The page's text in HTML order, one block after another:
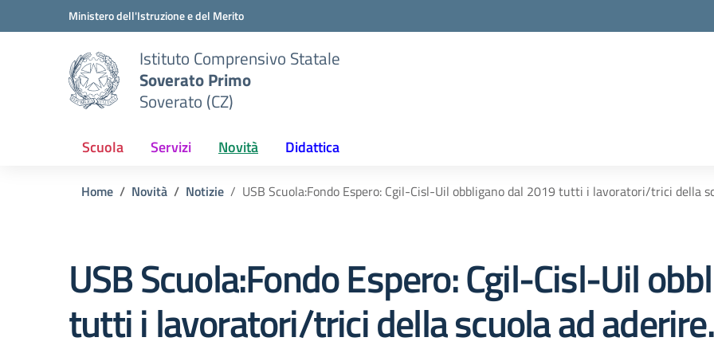
Vai ai contenuti
Vai al menu di navigazioneMinistero dell'Istruzione e del Merito
Istituto Comprensivo Statale
Soverato Primo
Soverato (CZ)
Scuola Servizi Novità Didattica
Home Novità Notizie USB Scuola:Fondo Espero: Cgil-Cisl-Uil obbligano dal 2019 tutti i lavoratori/trici della
USB Scuola:Fondo Espero: Cgil-Cisl-Uil
tutti i lavoratori/trici della scuola ad aderire.